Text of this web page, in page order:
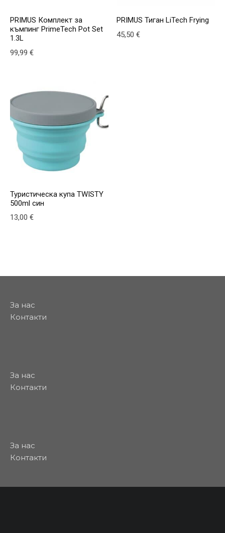
PRIMUS Комплект за
къмпинг PrimeTech Pot Set
1.3L
99,99 €
PRIMUS Тиган LiTech Frying
45,50€
Туристическа купа TWISTY
500ml син
13,00 €
За нас
Контакти
За нас
Контакти
За нас
Контакти